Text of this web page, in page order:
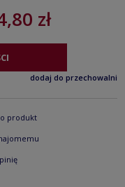
zł
dodaj do przechowalni
produkt